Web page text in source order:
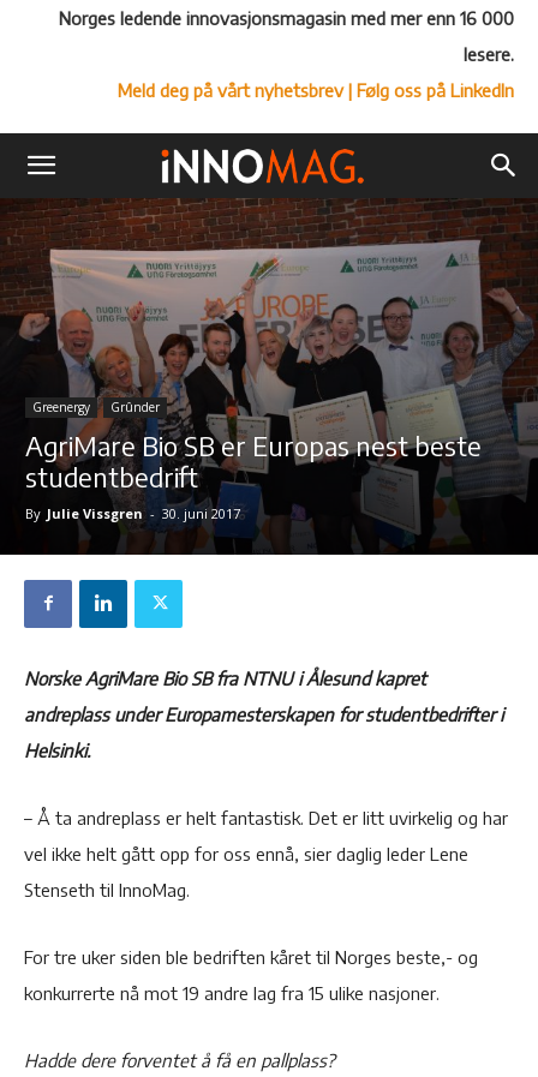
Norges ledende innovasjonsmagasin med mer enn 16 000
lesere.
Meld deg på vårt nyhetsbrev| Følg oss på LinkedIn
Greenergy Grûnder
AgriMare Bio SB er Europas nest beste
studentbedrift
By Julie Vissgren - 30. juni 2017
Norske AgriMare Bio SB fra NTNU i Ålesund kapret
andreplass under Europamesterskapen for studentbedrifter i
Helsinki.
– Å ta andreplass er helt fantastisk. Det er litt uvirkelig og har
vel ikke helt gått opp for oss ennå, sier daglig leder Lene
Stenseth til InnoMag.
For tre uker siden ble bedriften kåret til Norges beste,- og
konkurrerte nå mot 19 andre lag fra 15 ulike nasjoner.
Hadde dere forventet å få en pallplass?